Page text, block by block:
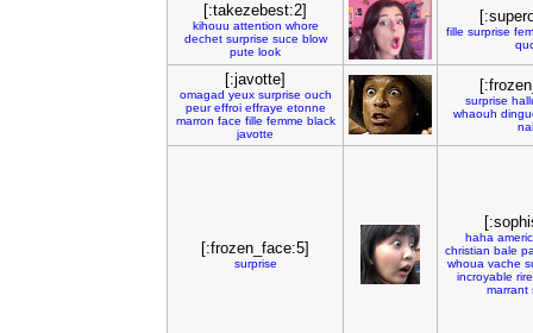
[:takezebest:2]
kihouu attention whore
dechet surprise suce blow
pute look
fille surprise
[:javotte]
omagad yeux surprise ouch
peur effroi effraye etonne
marron face fille femme black
javotte
surprise
whaouh
[:frozen_face:5]
surprise
haha
christian bale
whoua vache
incroyable rire
marrant